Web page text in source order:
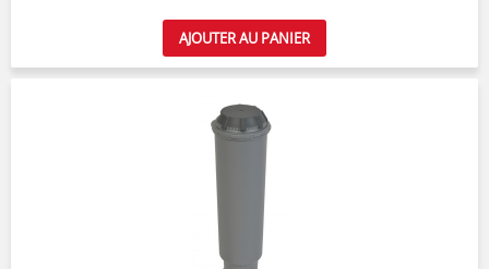
AJOUTER AU PANIER